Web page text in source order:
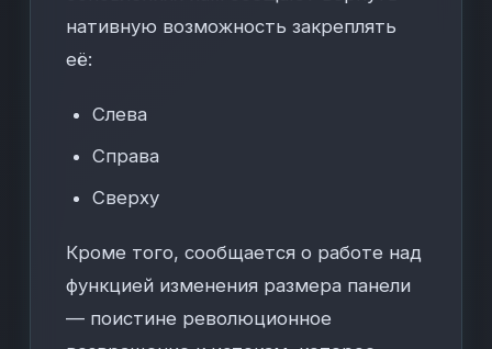
нативную возможность закреплять
её:
Слева
Справа
Сверху
Кроме того, сообщается о работе над
функцией изменения размера панели
— поистине революционное